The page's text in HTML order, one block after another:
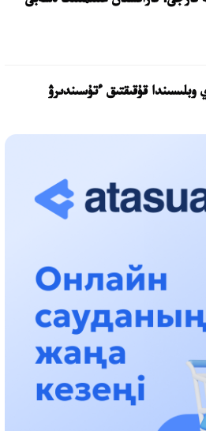
قۇقىقتىق ءتۇسىندىرۋ
حالىقارالىق «فورمۋلا-1 H2O» جارىسىن قونايەۆ قالاسىندا وتكىزۋ
كۇشتى تۇلعالار كەرەك!
الماتى تۇرمەسىنە اۋىستىرۋى